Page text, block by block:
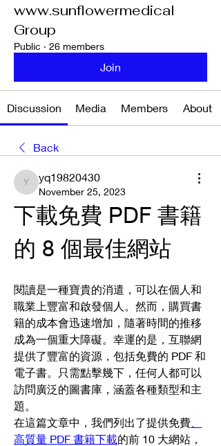
www.sunflowermedical
Group
Public · 26 members
Join
Discussion Media Members About
Back
yq19820430
yq19820430
November 25, 2023
下載免費 PDF 書籍
的 8 個最佳網站
閱讀是一種寶貴的消遣，可以在個人和
職業上豐富和啟發個人。然而，購買書
籍的成本會迅速增加，隨著時間的推移
成為一個重大障礙。幸運的是，互聯網
提供了豐富的資源，包括免費的 PDF 和
電子書。只需點擊幾下，任何人都可以
訪問廣泛的圖書庫，涵蓋各種類型和主
題。
在這篇文章中，我們列出了提供免費
高質量 PDF 書籍下載的前 10 大網站，